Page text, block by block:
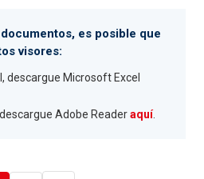
es posible que
visores:
descargue Microsoft Excel
Adobe Readeraquí.